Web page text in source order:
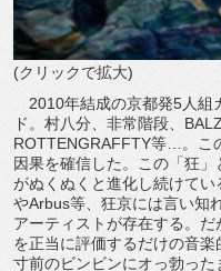
(クリックで拡大)
2010年結成の京都発5人組
ド。村八分、非常階段、
ROTTENGRAFFTY等…。こ
因果を確信した。この「狂」
がぬくぬくと進化し続けて
やArbus等、狂京には言い知
アーティストが存在する。
を正当に評価するだけの音
寸前のビンビンにオっ勃っ